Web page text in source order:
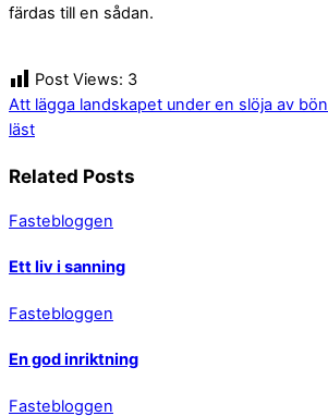
färdas till en sådan.
Post Views: 3
Att lägga landskapet under en slöja av bön
läst
Related Posts
Fastebloggen
Ett liv i sanning
Fastebloggen
En god inriktning
Fastebloggen